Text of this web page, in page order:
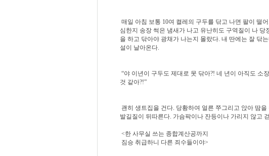
매일 아침 보통 10여 켤레의 구두를 닦고 나면 팔이 떨
심한지 송장 썩은 냄새가 나고 유난히도 구역질이 나
을 하고 닦아야 광채가 나는지 몰랐다. 내 딴에는 잘 닦
설이 날아온다.
“야 이년이 구두도 제대로 못 닦아?! 네 년이 아직도 소
것 같아?!”
괜히 생트집을 건다. 당황하여 얼른 쭈그리고 앉아 땀
발길질이 뒤따른다. 가슴팍이나 잔등이나 가리지 않고
<한 사무실 쓰는 종합계산공까지
짐승 취급하니 다른 죄수들이야>